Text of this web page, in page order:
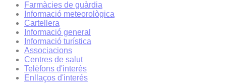
Farmàcies de guàrdia
Informació meteorològica
Cartellera
Informació general
Informació turística
Associacions
Centres de salut
Telèfons d'interès
Enllaços d'interés